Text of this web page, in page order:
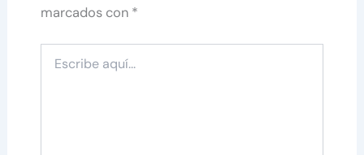
marcados con *
aquí...